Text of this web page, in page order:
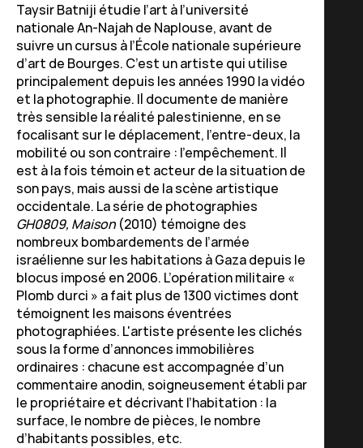
Taysir Batniji étudie l’art à l’université
nationale An-Najah de Naplouse, avant de
suivre un cursus à l’École nationale supérieure
d’art de Bourges. C’est un artiste qui utilise
principalement depuis les années 1990 la vidéo
et la photographie. Il documente de manière
très sensible la réalité palestinienne, en se
focalisant sur le déplacement, l’entre-deux, la
mobilité ou son contraire : l’empêchement. Il
est à la fois témoin et acteur de la situation de
son pays, mais aussi de la scène artistique
occidentale. La série de photographies
GH0809, Maison (2010) témoigne des
nombreux bombardements de l’armée
israélienne sur les habitations à Gaza depuis le
blocus imposé en 2006. L’opération militaire «
Plomb durci » a fait plus de 1300 victimes dont
témoignent les maisons éventrées
photographiées. L'artiste présente les clichés
sous la forme d’annonces immobilières
ordinaires : chacune est accompagnée d’un
commentaire anodin, soigneusement établi par
le propriétaire et décrivant l’habitation : la
surface, le nombre de pièces, le nombre
d’habitants possibles, etc.